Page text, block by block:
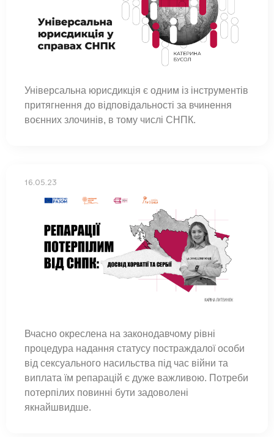
Універсальна юрисдикція є одним із інструментів
притягнення до відповідальності за вчинення
воєнних злочинів, в тому числі СНПК.
16.05.23
Вчасно окреслена на законодавчому рівні
процедура надання статусу постраждалої особи
від сексуального насильства під час війни та
виплата їм репарацій є дуже важливою. Потреби
потерпілих повинні бути задоволені
якнайшвидше.